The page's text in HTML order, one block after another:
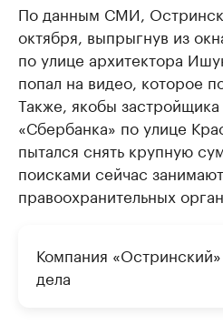
По данным СМИ,
октября, выпрыгнув из
по улице архитектора
попал на видео, которое
Также, якобы
«Сбербанка» по улице
пытался снять крупную
поисками сейчас
правоохранительных
Компания
дела